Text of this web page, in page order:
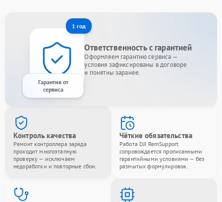
1 год
Гарантия от
сервиса
Ответственность с гарантией
Оформляем гарантию сервиса —
условия зафиксированы в договоре
и понятны заранее.
Контроль качества
Ремонт контроллера заряда
проходит многоэтапную
проверку — исключаем
недоработки и повторные сбои.
Чёткие обязательства
Работа DJI RemSupport
сопровождается прописанными
гарантийными условиями — без
размытых формулировок.